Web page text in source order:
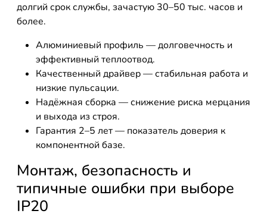
долгий срок службы, зачастую 30–50 тыс. часов и
более.
Алюминиевый профиль — долговечность и
эффективный теплоотвод.
Качественный драйвер — стабильная работа и
низкие пульсации.
Надёжная сборка — снижение риска мерцания
и выхода из строя.
Гарантия 2–5 лет — показатель доверия к
компонентной базе.
Монтаж, безопасность и
типичные ошибки при выборе
IP20